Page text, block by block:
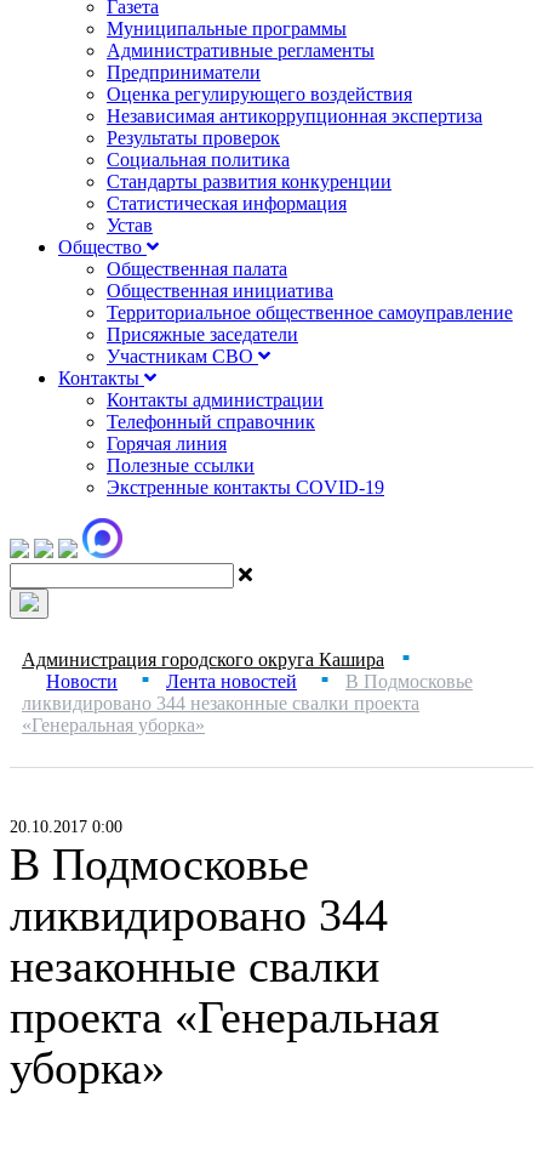
Газета
Муниципальные программы
Административные регламенты
Предприниматели
Оценка регулирующего воздействия
Независимая антикоррупционная экспертиза
Результаты проверок
Социальная политика
Стандарты развития конкуренции
Статистическая информация
Устав
Общество
Общественная палата
Общественная инициатива
Территориальное общественное самоуправление
Присяжные заседатели
Участникам СВО
Контакты
Контакты администрации
Телефонный справочник
Горячая линия
Полезные ссылки
Экстренные контакты COVID-19
Администрация городского округа Кашира ■
Новости ■ Лента новостей ■
В Подмосковье
ликвидировано 344 незаконные свалки проекта
«Генеральная уборка»
20.10.2017 0:00
В Подмосковье
ликвидировано 344
незаконные свалки
проекта «Генеральная
уборка»